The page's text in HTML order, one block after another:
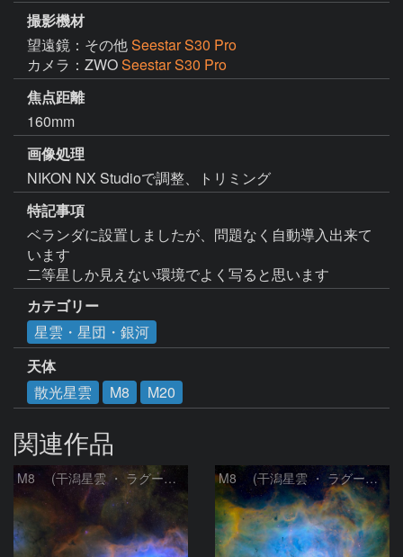
撮影機材
望遠鏡：その他Seestar S30 Pro
カメラ：ZWOSeestar S30 Pro
焦点距離
160mm
画像処理
NIKON NX Studioで調整、トリミング
特記事項
ベランダに設置しましたが、問題なく自動導入出来て
います
カテゴリー
星雲・星団・銀河
天体
散光星雲
M8 M20
関連作品
M8 (干潟星雲 ・ ラグーン（Lagoon）星雲) M8 (干潟星雲 ・ ラグーン（Lagoon）星雲)